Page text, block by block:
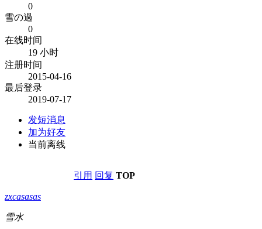
0
雪の過
0
在线时间
19 小时
注册时间
2015-04-16
最后登录
2019-07-17
发短消息
加为好友
当前离线
引用 回复 TOP
zxcasasas
雪水